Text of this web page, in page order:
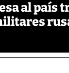
al país